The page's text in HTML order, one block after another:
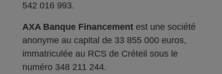
542 016 993.
AXA Banque Financement est une société
anonyme au capital de 33 855 000 euros,
immatriculée au RCS de Créteil sous le
numéro 348 211 244.